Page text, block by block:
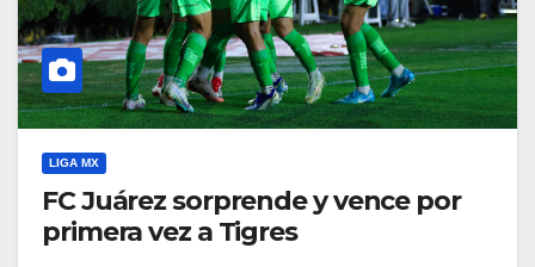
LIGA MX
FC Juárez sorprende y vence por
primera vez a Tigres